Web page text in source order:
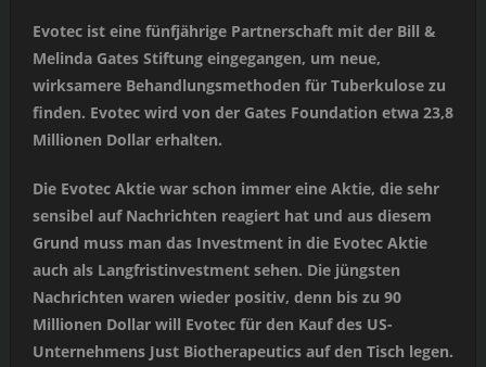
Evotec ist eine fünfjährige Partnerschaft mit der Bill &
Melinda Gates Stiftung eingegangen, um neue,
wirksamere Behandlungsmethoden für Tuberkulose zu
finden. Evotec wird von der Gates Foundation etwa 23,8
Millionen Dollar erhalten.
Die Evotec Aktie war schon immer eine Aktie, die sehr
sensibel auf Nachrichten reagiert hat und aus diesem
Grund muss man das Investment in die Evotec Aktie
auch als Langfristinvestment sehen. Die jüngsten
Nachrichten waren wieder positiv, denn bis zu 90
Millionen Dollar will Evotec für den Kauf des US-
Unternehmens Just Biotherapeutics auf den Tisch legen.